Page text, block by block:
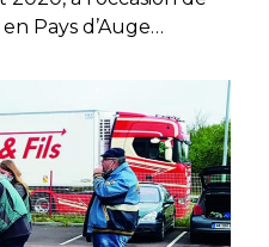
Pays d’Auge…